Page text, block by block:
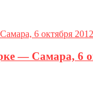
— Самара, 6